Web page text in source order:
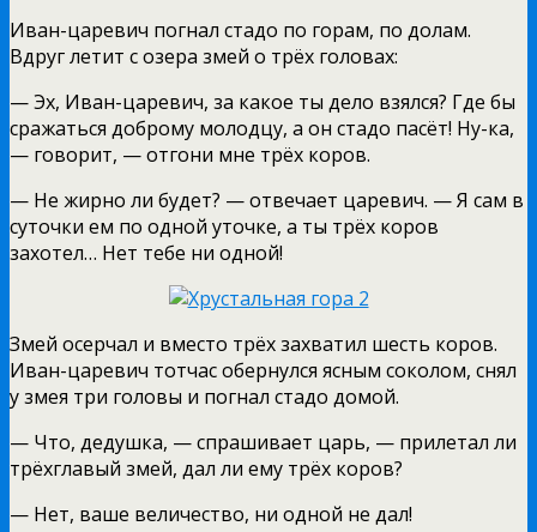
Иван-царевич погнал стадо по горам, по долам.
Вдруг летит с озера змей о трёх головах:
— Эх, Иван-царевич, за какое ты дело взялся? Где бы
сражаться доброму молодцу, а он стадо пасёт! Ну-ка,
— говорит, — отгони мне трёх коров.
— Не жирно ли будет? — отвечает царевич. — Я сам в
суточки ем по одной уточке, а ты трёх коров
захотел… Нет тебе ни одной!
Змей осерчал и вместо трёх захватил шесть коров.
Иван-царевич тотчас обернулся ясным соколом, снял
у змея три головы и погнал стадо домой.
— Что, дедушка, — спрашивает царь, — прилетал ли
трёхглавый змей, дал ли ему трёх коров?
— Нет, ваше величество, ни одной не дал!